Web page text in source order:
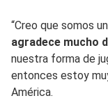
“Creo que somos
agradece mucho
nuestra forma de
entonces estoy
América.